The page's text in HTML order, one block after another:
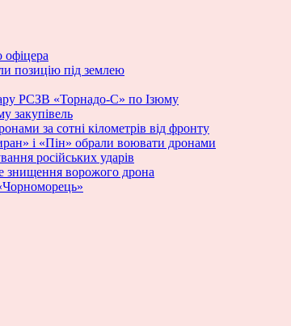
офіцера
позицію під землею
РСЗВ «Торнадо-С» по Ізюму
закупівель
за сотні кілометрів від фронту
і «Пін» обрали воювати дронами
російських ударів
знищення ворожого дрона